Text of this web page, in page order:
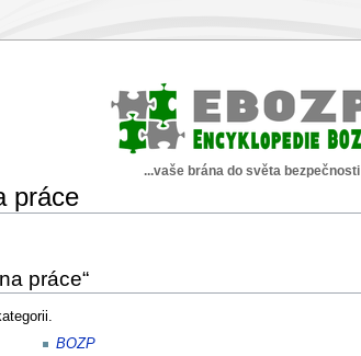
...vaše brána do světa bezpečnosti
práce
práce“
BOZP